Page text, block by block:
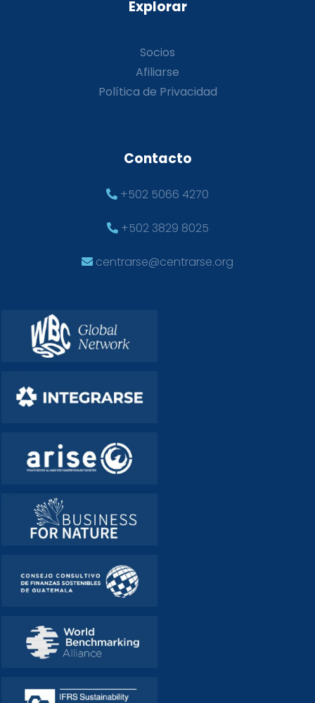
Explorar
Socios
Afiliarse
Política de Privacidad
Contacto
+502 5066 4270
+502 3829 8025
centrarse@centrarse.org